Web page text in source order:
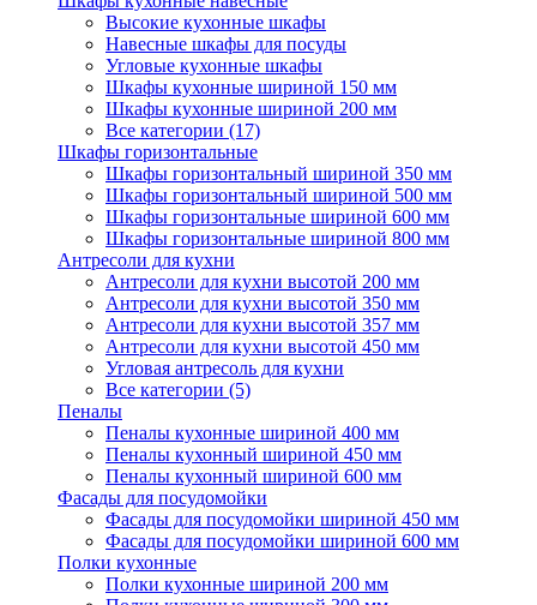
Высокие кухонные шкафы
Навесные шкафы для посуды
Угловые кухонные шкафы
Шкафы кухонные шириной 150 мм
Шкафы кухонные шириной 200 мм
Все категории (17)
Шкафы горизонтальные
Шкафы горизонтальный шириной 350 мм
Шкафы горизонтальный шириной 500 мм
Шкафы горизонтальные шириной 600 мм
Шкафы горизонтальные шириной 800 мм
Антресоли для кухни
Антресоли для кухни высотой 200 мм
Антресоли для кухни высотой 350 мм
Антресоли для кухни высотой 357 мм
Антресоли для кухни высотой 450 мм
Угловая антресоль для кухни
Все категории (5)
Пеналы
Пеналы кухонные шириной 400 мм
Пеналы кухонный шириной 450 мм
Пеналы кухонный шириной 600 мм
Фасады для посудомойки
Фасады для посудомойки шириной 450 мм
Фасады для посудомойки шириной 600 мм
Полки кухонные
Полки кухонные шириной 200 мм